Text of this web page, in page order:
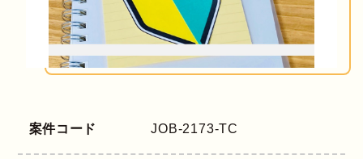
案件コード JOB-2173-TC